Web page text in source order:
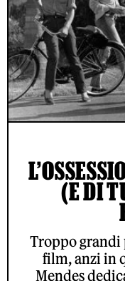
(E DI
Troppo grandi
film, anzi in
Mendes